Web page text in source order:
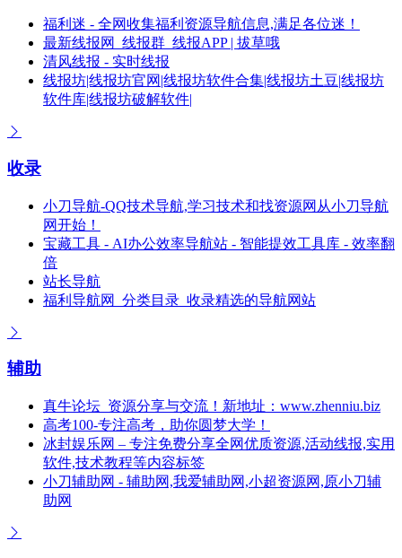
福利迷 - 全网收集福利资源导航信息,满足各位迷！
最新线报网_线报群_线报APP | 拔草哦
清风线报 - 实时线报
线报坊|线报坊官网|线报坊软件合集|线报坊土豆|线报坊
软件库|线报坊破解软件|
收录
小刀导航-QQ技术导航,学习技术和找资源网从小刀导航
网开始！
宝藏工具 - AI办公效率导航站 - 智能提效工具库 - 效率翻
倍
站长导航
福利导航网_分类目录_收录精选的导航网站
辅助
真牛论坛_资源分享与交流！新地址：www.zhenniu.biz
高考100-专注高考，助你圆梦大学！
冰封娱乐网 – 专注免费分享全网优质资源,活动线报,实用
软件,技术教程等内容标签
小刀辅助网 - 辅助网,我爱辅助网,小超资源网,原小刀辅
助网